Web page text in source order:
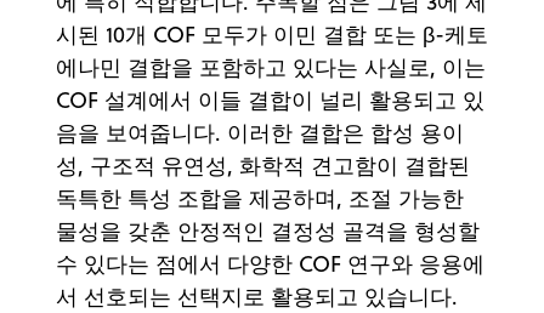
시된 10개 COF 모두가 이민 결합 또는 β-케토
에나민 결합을 포함하고 있다는 사실로, 이는
COF 설계에서 이들 결합이 널리 활용되고 있
음을 보여줍니다. 이러한 결합은 합성 용이
성, 구조적 유연성, 화학적 견고함이 결합된
독특한 특성 조합을 제공하며, 조절 가능한
물성을 갖춘 안정적인 결정성 골격을 형성할
수 있다는 점에서 다양한 COF 연구와 응용에
서 선호되는 선택지로 활용되고 있습니다.